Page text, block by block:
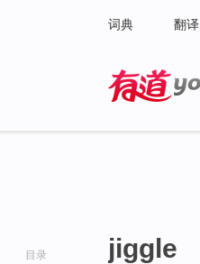
词典 翻译
目录 jiggle